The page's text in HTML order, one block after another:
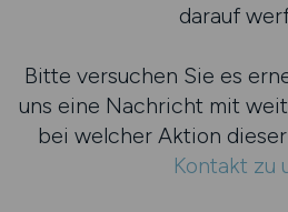
darauf
Bitte versuchen Sie es
uns eine Nachricht mit
bei welcher Aktion
Kontakt zu